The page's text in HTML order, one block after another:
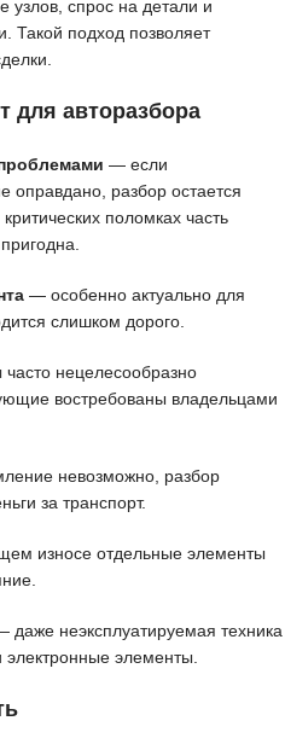
узлов, спрос на детали и
Такой подход позволяет
для авторазбора
— если
оправдано, разбор остается
поломках часть
— особенно актуально для
слишком дорого.
нецелесообразно
востребованы владельцами
невозможно, разбор
за транспорт.
износе отдельные элементы
даже неэксплуатируемая техника
элементы.